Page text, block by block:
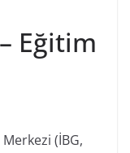
Eğitim
(İBG,